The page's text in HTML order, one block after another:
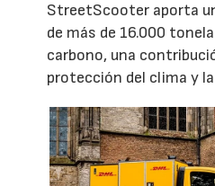
StreetScooter aporta
de más de 16.000
carbono, una
protección del clima y